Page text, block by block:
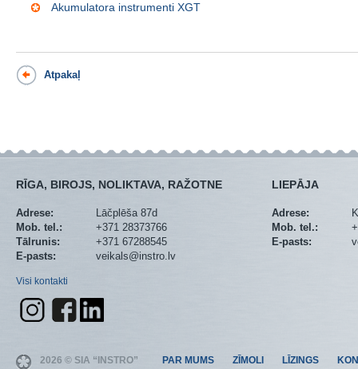
Akumulatora instrumenti XGT
Atpakaļ
RĪGA, BIROJS, NOLIKTAVA, RAŽOTNE
Adrese:
Lāčplēša 87d
Mob. tel.:
+371 28373766
Tālrunis:
+371 67288545
E-pasts:
veikals@instro.lv
Visi kontakti
LIEPĀJA
Adrese:
Mob. tel.:
E-pasts:
2026 © SIA “INSTRO” PAR MUMS ZĪMOLI LĪZINGS